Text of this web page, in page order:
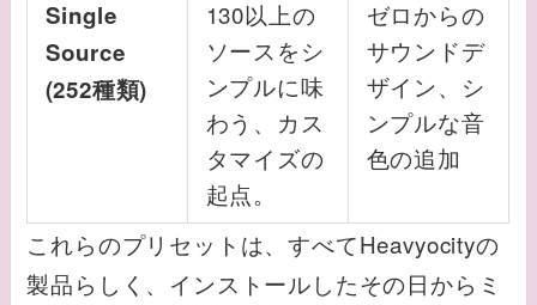
Single
Source
(252種類)
130以上の
ソースをシ
ンプルに味
わう、カス
タマイズの
起点。
ゼロからの
サウンドデ
ザイン、シ
ンプルな音
色の追加
これらのプリセットは、すべてHeavyocityの
製品らしく、インストールしたその日からミ